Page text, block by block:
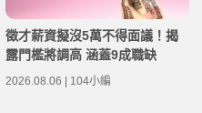
徵才薪資擬沒5萬不得面議！揭
露門檻將調高 涵蓋9成職缺
2026.08.06 | 104小編